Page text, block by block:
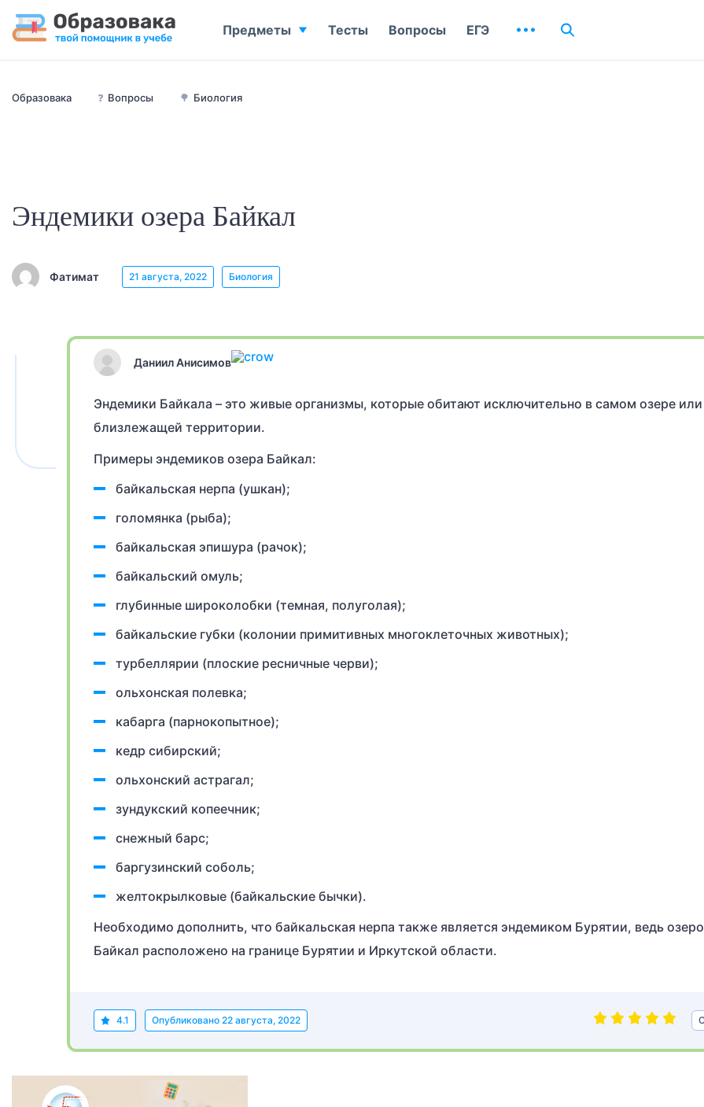
Образовака ❓ Вопросы 🌳 Биология
Эндемики озера Байкал
Фатимат 21 августа, 2022 Биология
Даниил Анисимов
Эндемики Байкала – это живые организмы, которые обитают исключительно в самом озере или
близлежащей территории.
Примеры эндемиков озера Байкал:
байкальская нерпа (ушкан);
голомянка (рыба);
байкальская эпишура (рачок);
байкальский омуль;
глубинные широколобки (темная, полуголая);
байкальские губки (колонии примитивных многоклеточных животных);
турбеллярии (плоские ресничные черви);
ольхонская полевка;
кабарга (парнокопытное);
кедр сибирский;
ольхонский астрагал;
зундукский копеечник;
снежный барс;
баргузинский соболь;
желтокрылковые (байкальские бычки).
Необходимо дополнить, что байкальская нерпа также является эндемиком Бурятии, ведь озеро
Байкал расположено на границе Бурятии и Иркутской области.
4.1 Опубликовано 22 августа, 2022
Предметы Тесты Вопросы ЕГЭ